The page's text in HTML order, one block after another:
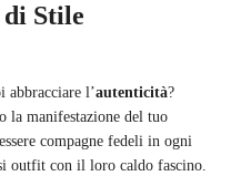
Stile
abbracciare l’autenticità?
la manifestazione del tuo
compagne fedeli in ogni
outfit con il loro caldo fascino.